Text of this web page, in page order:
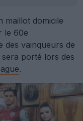
maillot domicile
le 60e
des vainqueurs de
sera porté lors des
.